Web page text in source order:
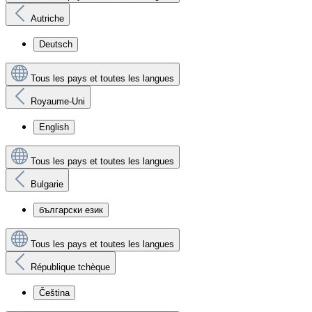
Autriche
Deutsch
Tous les pays et toutes les langues
Royaume-Uni
English
Tous les pays et toutes les langues
Bulgarie
български език
Tous les pays et toutes les langues
République tchèque
Čeština